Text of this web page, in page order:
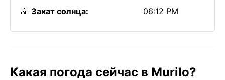
🌇 Закат солнца: 06:12 PM
Какая погода сейчас в Murilo?